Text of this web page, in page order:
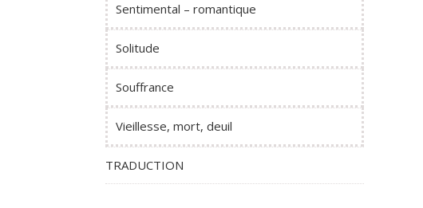
Sentimental – romantique
Solitude
Souffrance
Vieillesse, mort, deuil
TRADUCTION